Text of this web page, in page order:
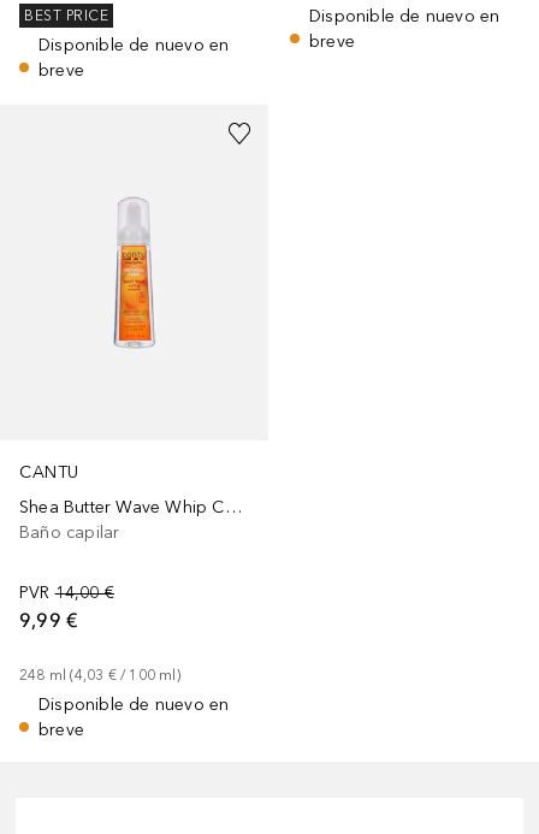
BEST PRICE
Disponible de nuevo en
breve
Disponible de nuevo en
breve
CANTU
Shea Butter Wave Whip Curling Mousse
Baño capilar
PVR 14,00 €
9,99 €
248 ml (4,03 € / 100 ml )
Disponible de nuevo en
breve